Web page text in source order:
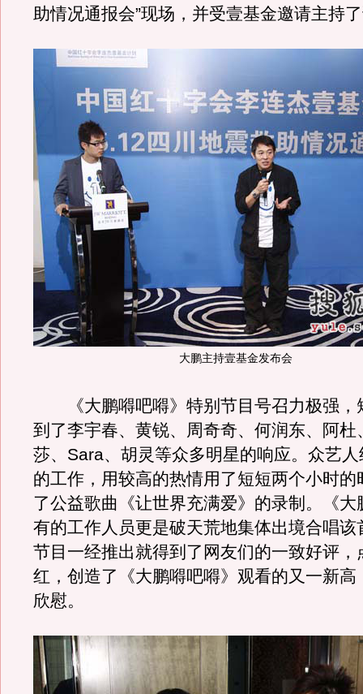
助情况通报会”现场，并受壹基金邀请主持
大鹏主持壹基金发布会
《大鹏嘚吧嘚》特别节目号召力极强，
到了李宇春、黄锐、周奇奇、何润东、阿杜
莎、Sara、胡灵等众多明星的响应。众艺
的工作，用较高的热情用了短短两个小时的
了公益歌曲《让世界充满爱》的录制。《大
有的工作人员更是破天荒地集体出境合唱该
节目一经推出就得到了网友们的一致好评，
红，创造了《大鹏嘚吧嘚》观看的又一新高
欣慰。